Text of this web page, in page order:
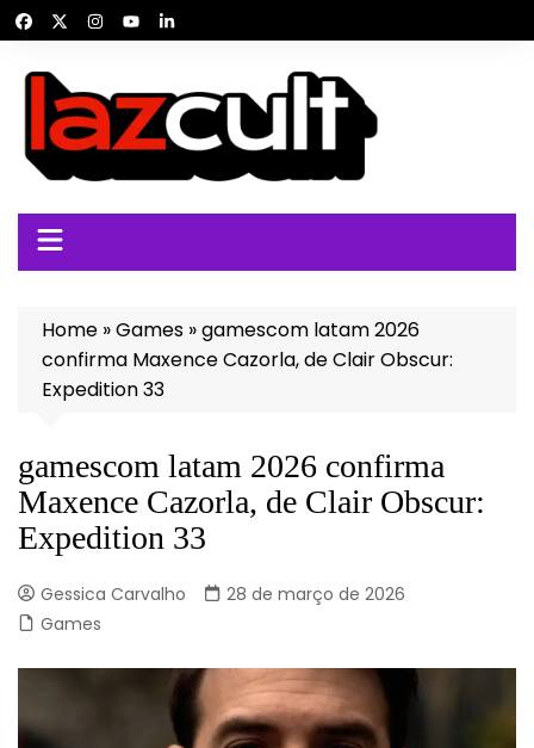
para
conteúdo
Home »Games »gamescom latam 2026
confirma Maxence Cazorla, de Clair Obscur:
Expedition 33
gamescom latam 2026 confirma
Maxence Cazorla, de Clair Obscur:
Expedition 33
Gessica Carvalho
28 de março de 2026
Games